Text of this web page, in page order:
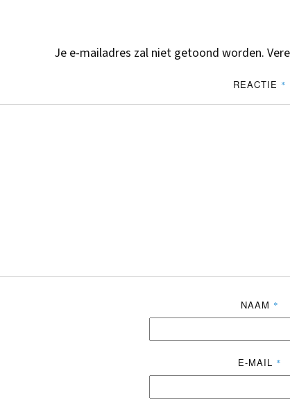
Je e-mailadres zal niet getoond worden.
REACTIE *
NAAM *
E-MAIL *